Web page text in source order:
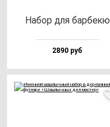
Набор для бар­бе­кю
2890 руб